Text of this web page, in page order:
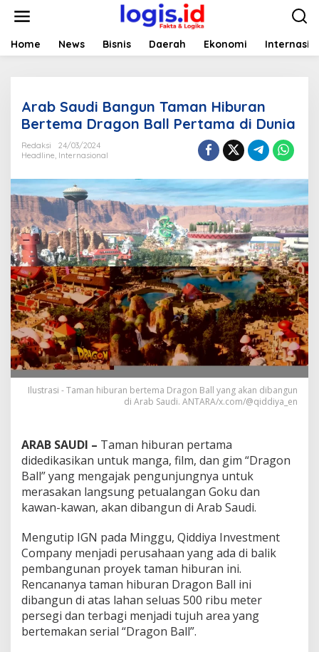
t
Home News Bisnis Daerah Ekonomi
Arab Saudi Bangun Taman Hiburan
Bertema Dragon Ball Pertama di Dunia
Redaksi
24/03/2024
Headline, Internasional
Ilustrasi - Taman hiburan bertema Dragon Ball yang akan dibangun
di Arab Saudi. ANTARA/x.com/@qiddiya_en
ARAB SAUDI – Taman hiburan pertama
didedikasikan untuk manga, film, dan gim “Dragon
Ball” yang mengajak pengunjungnya untuk
merasakan langsung petualangan Goku dan
kawan-kawan, akan dibangun di Arab Saudi.
Mengutip IGN pada Minggu, Qiddiya Investment
Company menjadi perusahaan yang ada di balik
pembangunan proyek taman hiburan ini.
Rencananya taman hiburan Dragon Ball ini
dibangun di atas lahan seluas 500 ribu meter
persegi dan terbagi menjadi tujuh area yang
bertemakan serial “Dragon Ball”.